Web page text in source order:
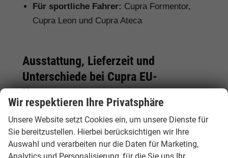
Für sportliche Fahrer: Cupra Formentor,
Cupra Leon und Cupra Ateca
Ausstattung, Lieferzeit und
Unterschiede bei Cupra EU-
Neuwagen
Bei einem Cupra EU-Neuwagen kann die
Serienausstattung je nach Herkunftsland vom
deutschen Modell abweichen. Deshalb lohnt
sich ein genauer Vergleich. Hamburgcars achtet
Wir respektieren Ihre Privatsphäre
Unsere Website setzt Cookies ein, um unsere Dienste für
Sie bereitzustellen. Hierbei berücksichtigen wir Ihre
Auswahl und verarbeiten nur die Daten für Marketing,